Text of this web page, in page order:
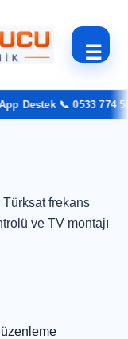
☰
Destek 📞 0533 774 54
frekans
ve TV montajı